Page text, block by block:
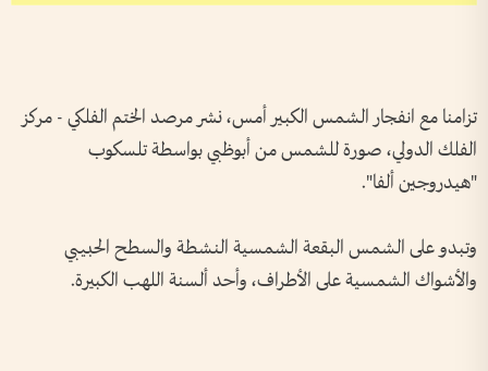
تزامنا مع انفجار الشمس الكبير أمس، نشر مرصد الختم الفلكي - مركز
الفلك الدولي، صورة للشمس من أبوظبي بواسطة تلسكوب
"هيدروجين ألفا".
وتبدو على الشمس البقعة الشمسية النشطة والسطح الحبيبي
والأشواك الشمسية على الأطراف، وأحد ألسنة اللهب الكبيرة.